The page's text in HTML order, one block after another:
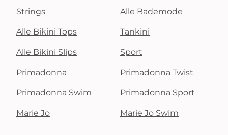
Strings Alle Bademode
Alle Bikini Tops Tankini
Alle Bikini Slips Sport
Primadonna Primadonna Twist
Primadonna Swim Primadonna Sport
Marie Jo Marie Jo Swim